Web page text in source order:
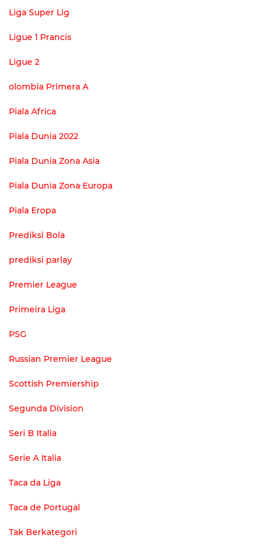
Liga Super Lig
Ligue 1 Prancis
Ligue 2
olombia Primera A
Piala Africa
Piala Dunia 2022
Piala Dunia Zona Asia
Piala Dunia Zona Europa
Piala Eropa
Prediksi Bola
prediksi parlay
Premier League
Primeira Liga
PSG
Russian Premier League
Scottish Premiership
Segunda Division
Seri B Italia
Serie A Italia
Taca da Liga
Taca de Portugal
Tak Berkategori